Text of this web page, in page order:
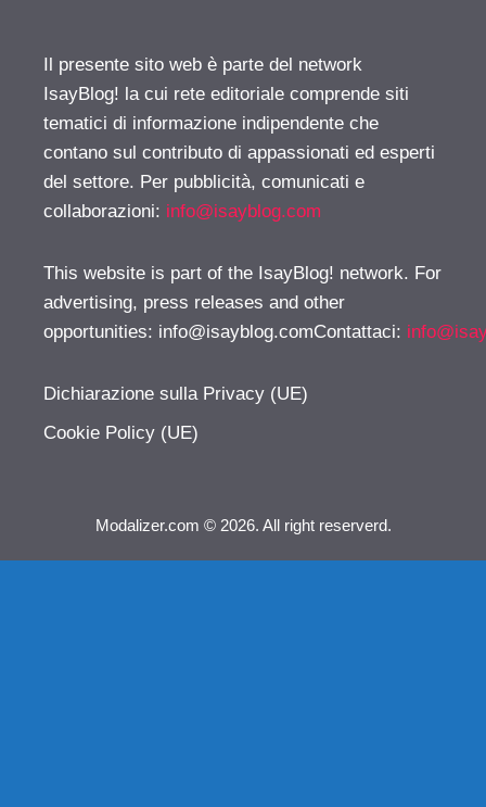
Il presente sito web è parte del network
IsayBlog! la cui rete editoriale comprende siti
tematici di informazione indipendente che
contano sul contributo di appassionati ed esperti
del settore. Per pubblicità, comunicati e
collaborazioni: info@isayblog.com
This website is part of the IsayBlog! network. For
advertising, press releases and other
opportunities: info@isayblog.comContattaci:
Dichiarazione sulla Privacy (UE)
Cookie Policy (UE)
Modalizer.com © 2026. All right reserverd.